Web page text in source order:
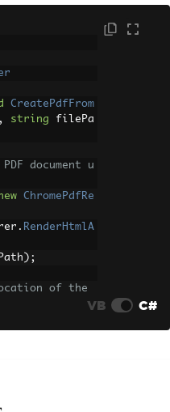
CreatePdfFrom
, string filePa
document u
ChromePdfRe
. RenderHtmlA
);
of the
VB C#